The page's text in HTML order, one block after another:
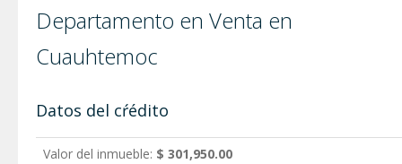
Departamento en Venta en
Cuauhtemoc
Datos del cŕédito
Valor del inmueble: $ 301,950.00